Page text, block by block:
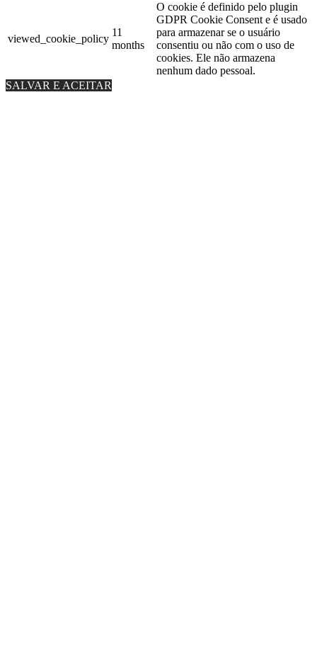
viewed_cookie_policy
11
months
O cookie é definido pelo plugin
GDPR Cookie Consent e é usado
para armazenar se o usuário
consentiu ou não com o uso de
cookies. Ele não armazena
nenhum dado pessoal.
SALVAR E ACEITAR